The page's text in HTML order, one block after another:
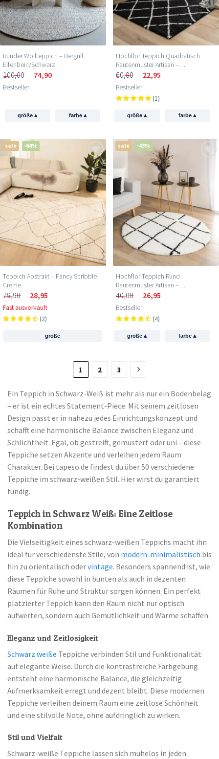
Runder Wollteppich – Bergull
Elfenbein/Schwarz
100,00 74,90
Bestseller
größe▴ farbe ▴
Hochflor Teppich Quadratisch
Rautenmuster Artisan –
Schwarz/Weiß
60,00 22,95
Bestseller
(1)
größe▴ farbe ▴
sale -64%
Teppich Abstrakt – Fancy Scribble
Creme
79,90 28,95
Fast ausverkauft
(2)
größe
sale -43%
Hochflor Teppich Rund
Rautenmuster Artisan –
Weiß/Schwarz
40,00 26,95
Bestseller
(4)
größe▴ farbe ▴
1 2 3
Ein Teppich in Schwarz-Weiß ist mehr als nur ein Bodenbelag
– er ist ein echtes Statement-Piece. Mit seinem zeitlosen
Design passt er in nahezu jedes Einrichtungskonzept und
schafft eine harmonische Balance zwischen Eleganz und
Schlichtheit. Egal, ob gestreift, gemustert oder uni – diese
Teppiche setzen Akzente und verleihen jedem Raum
Charakter. Bei tapeso.de findest du über 50 verschiedene
Teppiche im schwarz-weißen Stil. Hier wirst du garantiert
fündig.
Teppich in Schwarz Weiß: Eine Zeitlose
Kombination
Die Vielseitigkeit eines schwarz-weißen Teppichs macht ihn
ideal für verschiedenste Stile, von modern-minimalistisch bis
hin zu orientalisch odervintage. Besonders spannend ist, wie
diese Teppiche sowohl in bunten als auch in dezenten
Räumen für Ruhe und Struktur sorgen können. Ein perfekt
platzierter Teppich kann den Raum nicht nur optisch
aufwerten, sondern auch Gemütlichkeit und Wärme schaffen.
Eleganz und Zeitlosigkeit
Schwarz weiße Teppiche verbinden Stil und Funktionalität
auf elegante Weise. Durch die kontrastreiche Farbgebung
entsteht eine harmonische Balance, die gleichzeitig
Aufmerksamkeit erregt und dezent bleibt. Diese modernen
Teppiche verleihen deinem Raum eine zeitlose Schönheit
und eine stilvolle Note, ohne aufdringlich zu wirken.
Stil und Vielfalt
Schwarz-weiße Teppiche lassen sich mühelos in jeden